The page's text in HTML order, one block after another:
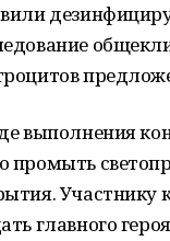
выполнения
промыть
Участнику
главного